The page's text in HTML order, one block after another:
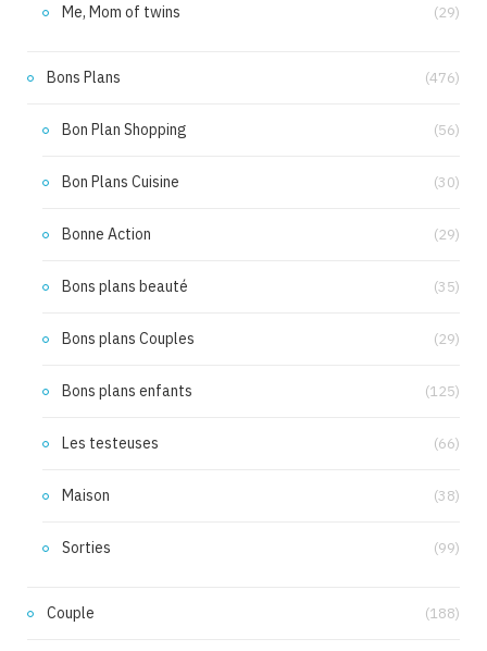
Me, Mom of twins (29)
Bons Plans (476)
Bon Plan Shopping (56)
Bon Plans Cuisine (30)
Bonne Action (29)
Bons plans beauté (35)
Bons plans Couples (29)
Bons plans enfants (125)
Les testeuses (66)
Maison (38)
Sorties (99)
Couple (188)